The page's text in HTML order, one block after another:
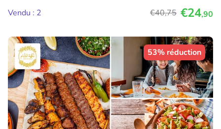
Vendu : 2
€40,75 €24,90
53% réduction